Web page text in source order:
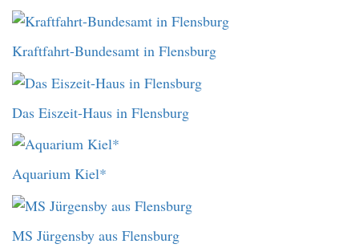
Kraftfahrt-Bundesamt in Flensburg
Das Eiszeit-Haus in Flensburg
Aquarium Kiel*
MS Jürgensby aus Flensburg